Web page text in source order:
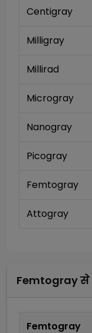
Centigray
Milligray
Millirad
Microgray
Nanogray
Picogray
Femtogray
Attogray
Femtograyसे
Femtogray